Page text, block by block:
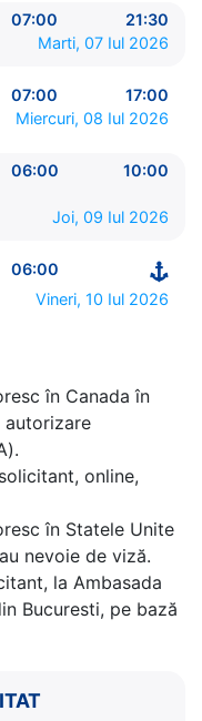
Canada ⚓ - 17:00
- 15:00
SUA 06:00 - 10:00
07:00
21:30
Marti, 07 Iul 2026
07:00
17:00
Miercuri, 08 Iul 2026
06:00 10:00
Joi, 09 Iul 2026
06:00
Vineri, 10 Iul 2026
în Canada în
online,
în Statele Unite
nevoie de viză.
la Ambasada
Bucuresti, pe bază